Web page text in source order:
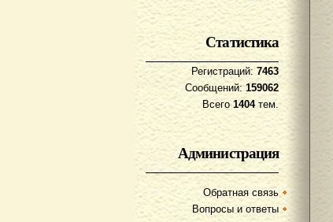
Статистика
Регистраций: 7463
Сообщений:159062
Всего1404тем.
Администрация
Обратная связь
Вопросы и ответы